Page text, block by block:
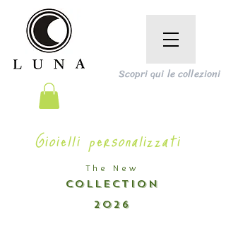
The New
COLLECTION
2026
Scopri qui le collezioni
Gioielli personalizzati